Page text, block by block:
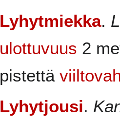
Lyhytmiekka.
ulottuvuus 2
pistettä
Lyhytjousi.